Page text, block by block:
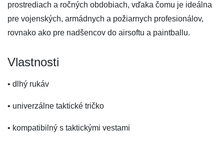
prostrediach a ročných obdobiach, vďaka čomu je ideálna
pre vojenských, armádnych a požiarnych profesionálov,
rovnako ako pre nadšencov do airsoftu a paintballu.
Vlastnosti
• dlhý rukáv
• univerzálne taktické tričko
• kompatibilný s taktickými vestami